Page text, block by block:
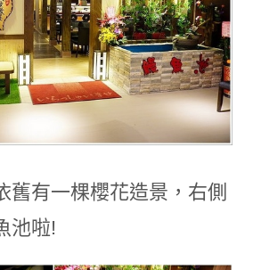
有一棵櫻花造景，右側
池啦!